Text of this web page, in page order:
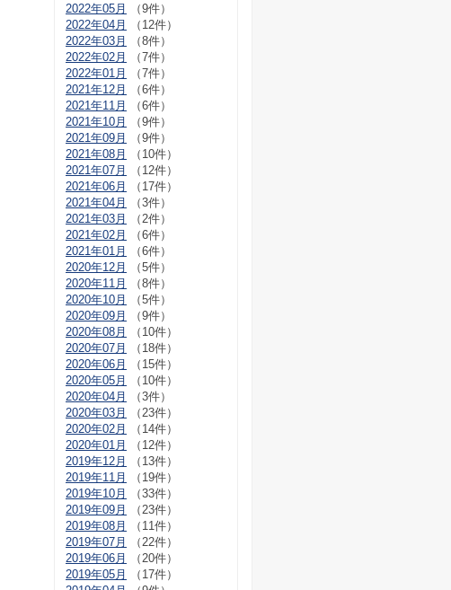
2022年05月
（9件）
2022年04月
（12件）
2022年03月
（8件）
2022年02月
（7件）
2022年01月
（7件）
2021年12月
（6件）
2021年11月
（6件）
2021年10月
（9件）
2021年09月
（9件）
2021年08月
（10件）
2021年07月
（12件）
2021年06月
（17件）
2021年04月
（3件）
2021年03月
（2件）
2021年02月
（6件）
2021年01月
（6件）
2020年12月
（5件）
2020年11月
（8件）
2020年10月
（5件）
2020年09月
（9件）
2020年08月
（10件）
2020年07月
（18件）
2020年06月
（15件）
2020年05月
（10件）
2020年04月
（3件）
2020年03月
（23件）
2020年02月
（14件）
2020年01月
（12件）
2019年12月
（13件）
2019年11月
（19件）
2019年10月
（33件）
2019年09月
（23件）
2019年08月
（11件）
2019年07月
（22件）
2019年06月
（20件）
2019年05月
（17件）